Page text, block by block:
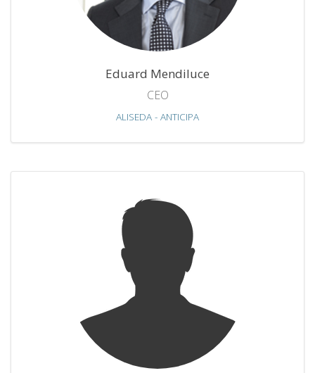
Eduard Mendiluce
CEO
ALISEDA - ANTICIPA